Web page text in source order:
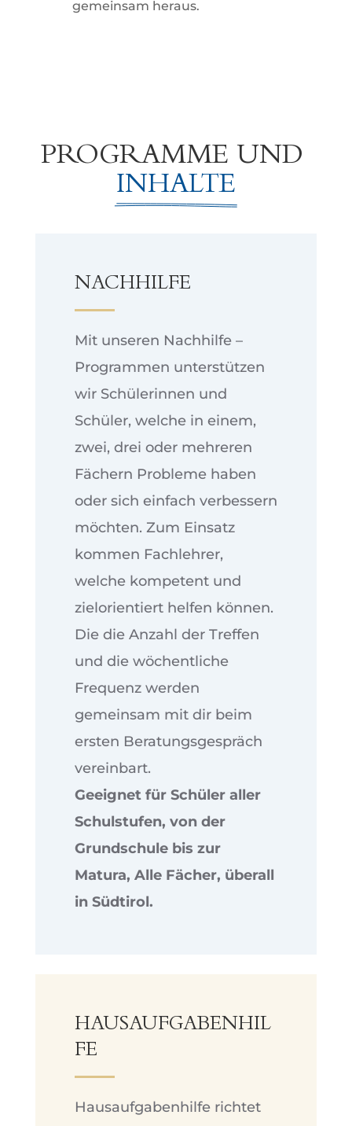
gemeinsam heraus.
PROGRAMME UND
INHALTE
NACHHILFE
Mit unseren Nachhilfe –
Programmen unterstützen
wir Schülerinnen und
Schüler, welche in einem,
zwei, drei oder mehreren
Fächern Probleme haben
oder sich einfach verbessern
möchten. Zum Einsatz
kommen Fachlehrer,
welche kompetent und
zielorientiert helfen können.
Die die Anzahl der Treffen
und die wöchentliche
Frequenz werden
gemeinsam mit dir beim
ersten Beratungsgespräch
vereinbart.
Geeignet für Schüler aller
Schulstufen, von der
Grundschule bis zur
Matura, Alle Fächer, überall
in Südtirol.
HAUSAUFGABENHIL
FE
Hausaufgabenhilfe richtet